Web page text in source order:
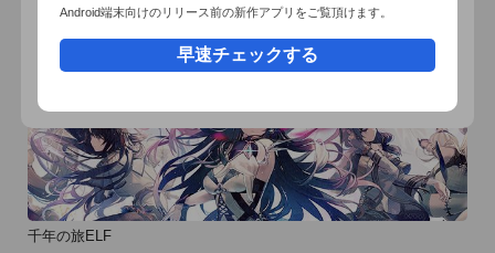
おすすめ事前予約アプリ
千年の旅ELF
Android端末向けのリリース前の新作アプリをご覧頂けます。
早速チェックする